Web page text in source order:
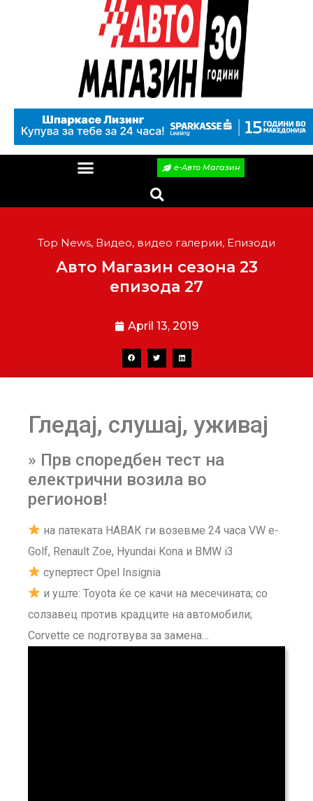
е-Авто Магазин
Top News, Видео, видео галерии, Епизоди
Авто Магазин сезона 23
епизода 27
April 13, 2019
Гледај, слушај, уживај
» Прв споредбен тест на
електрични возила во
регионов!
на патеката НАВАК ги возевме 24 часа VW e-
Golf, Renault Zoe, Hyundai Kona и BMW i3
супертест Opel Insignia
и уште: Toyota ќе се качи на месечината; со
солзавец против крадците на автомобили;
Corvette се подготвува за замена…